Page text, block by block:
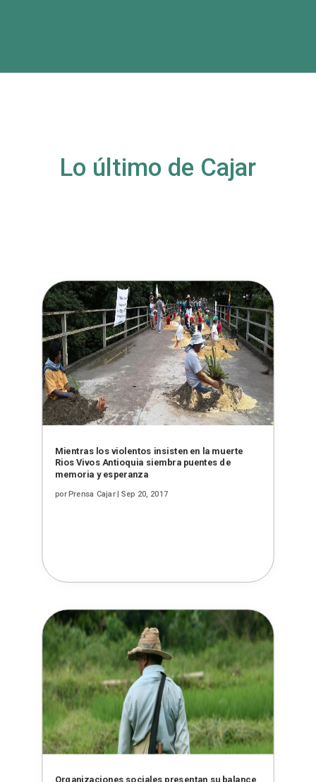
Lo último de Cajar
Mientras los violentos insisten en la muerte
Rios Vivos Antioquia siembra puentes de
memoria y esperanza
porPrensa Cajar| Sep 20, 2017
Organizaciones sociales presentan su balance